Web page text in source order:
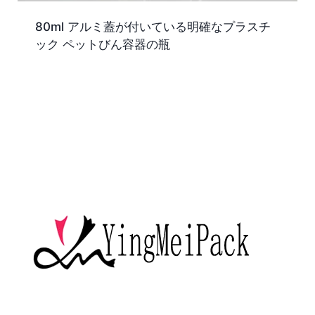
80ml アルミ蓋が付いている明確なプラスチ
ック ペットびん容器の瓶